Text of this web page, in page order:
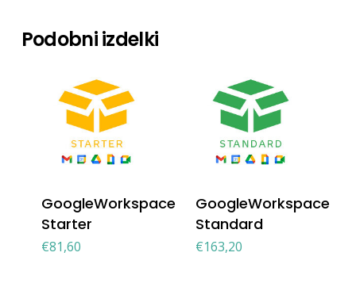
Podobni izdelki
GoogleWorkspace
Starter
€81,60
GoogleWorkspace
Standard
€163,20